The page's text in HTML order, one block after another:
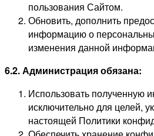
пользования Сайтом.
Обновить, дополнить
информацию о
изменения данной
6.2. Администрация обязана:
Использовать полученную
исключительно для целей,
настоящей Политики